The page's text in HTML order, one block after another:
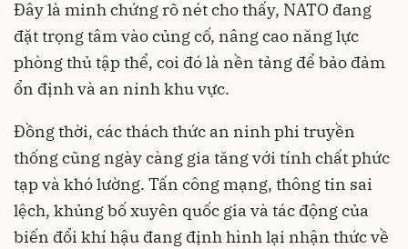
Đây là minh chứng rõ nét cho thấy, NATO đang
đặt trọng tâm vào củng cố, nâng cao năng lực
phòng thủ tập thể, coi đó là nền tảng để bảo đảm
ổn định và an ninh khu vực.
Đồng thời, các thách thức an ninh phi truyền
thống cũng ngày càng gia tăng với tính chất phức
tạp và khó lường. Tấn công mạng, thông tin sai
lệch, khủng bố xuyên quốc gia và tác động của
biến đổi khí hậu đang định hình lại nhận thức về